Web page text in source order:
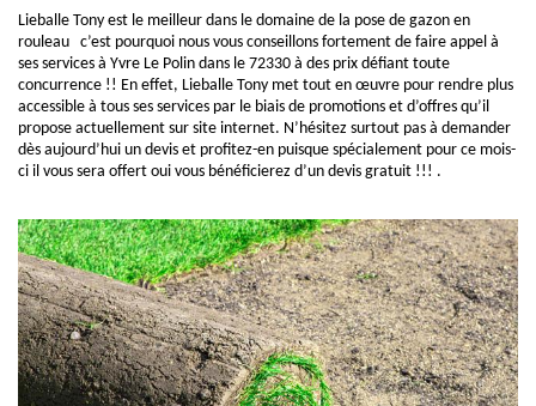
Lieballe Tony est le meilleur dans le domaine de la pose de gazon en
rouleau c’est pourquoi nous vous conseillons fortement de faire appel à
ses services à Yvre Le Polin dans le 72330 à des prix défiant toute
concurrence !! En effet, Lieballe Tony met tout en œuvre pour rendre plus
accessible à tous ses services par le biais de promotions et d’offres qu’il
propose actuellement sur site internet. N’hésitez surtout pas à demander
dès aujourd’hui un devis et profitez-en puisque spécialement pour ce mois-
ci il vous sera offert oui vous bénéficierez d’un devis gratuit !!! .